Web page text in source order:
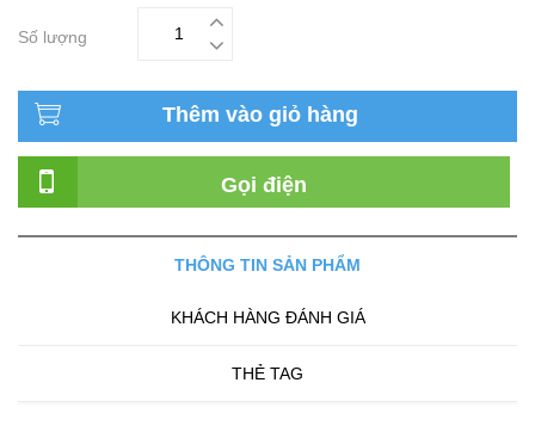
Số lượng
Thêm vào giỏ hàng
Gọi điện
THÔNG TIN SẢN PHẨM
KHÁCH HÀNG ĐÁNH GIÁ
THẺ TAG